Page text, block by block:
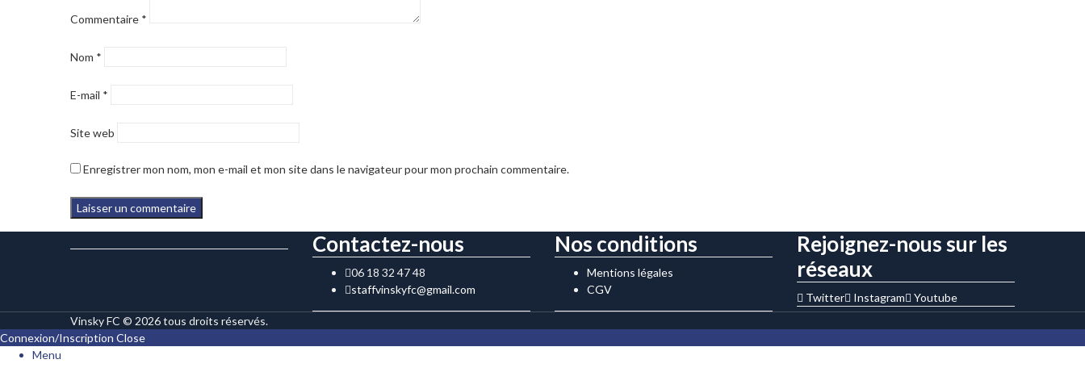
Commentaire *
Nom *
E-mail *
Site web
Enregistrer mon nom, mon e-mail et mon site dans le navigateur pour mon prochain commentaire.
Contactez-nous
06 18 32 47 48
staffvinskyfc@gmail.com
Nos conditions
Mentions légales
CGV
Rejoignez-nous sur les
réseaux
Twitter Instagram
Youtube
Vinsky FC © 2026 tous droits réservés.
Connexion/Inscription Close
Menu